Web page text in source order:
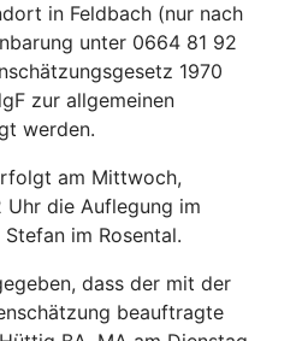
in Feldbach (nur nach
unter 0664 81 92
1970
zur allgemeinen
werden.
am Mittwoch,
Uhr die Auflegung im
im Rosental.
dass der mit der
beauftragte